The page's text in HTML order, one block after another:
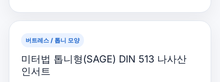
버트레스 / 톱니 모양
미터법 톱니형(SAGE) DIN 513 나사산
인서트